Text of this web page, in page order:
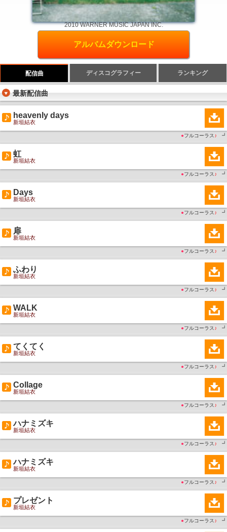
2010 WARNER MUSIC JAPAN INC.
アルバムダウンロード
配信曲 ディスコグラフィー ランキング
最新配信曲
heavenly days
新垣結衣
●フルコーラス ♪ ┛
虹
新垣結衣
●フルコーラス ♪ ┛
Days
新垣結衣
●フルコーラス ♪ ┛
扉
新垣結衣
●フルコーラス ♪ ┛
ふわり
新垣結衣
●フルコーラス ♪ ┛
WALK
新垣結衣
●フルコーラス ♪ ┛
てくてく
新垣結衣
●フルコーラス ♪ ┛
Collage
新垣結衣
●フルコーラス ♪ ┛
ハナミズキ
新垣結衣
●フルコーラス ♪ ┛
ハナミズキ
新垣結衣
●フルコーラス ♪ ┛
プレゼント
新垣結衣
●フルコーラス ♪ ┛